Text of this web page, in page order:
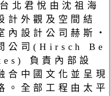
北君悅由沈祖海
計外觀及空間結
內設計公司赫斯‧
公司(Hirsch Be
負責內部設
合中國文化並呈現
。全部工程由太平